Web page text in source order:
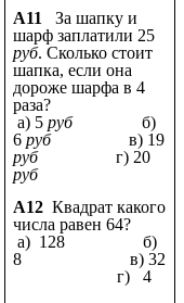
А11
За шапку и
шарф заплатили 25
руб. Сколько стоит
шапка, если она
дороже шарфа в 4
раза?
а) 5рубб)
6рубв) 19
рубг) 20
руб
А12 Квадрат какого
числа равен 64?
а) 128 б)
8 в) 32
г) 4